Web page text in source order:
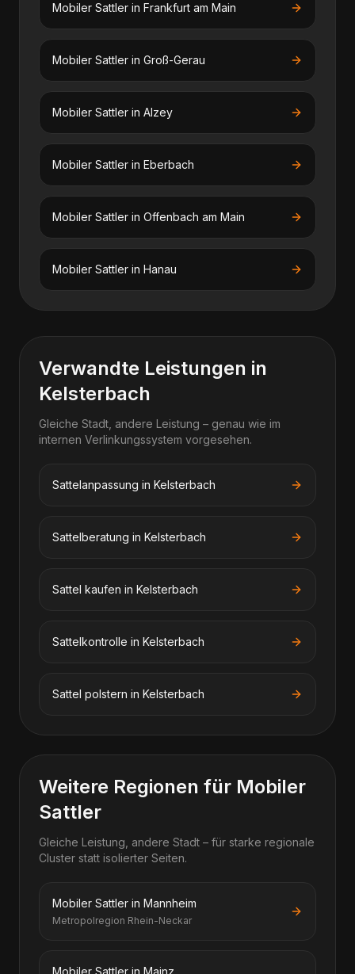
Mobiler Sattler in Frankfurt am Main
Mobiler Sattler in Groß-Gerau
Mobiler Sattler in Alzey
Mobiler Sattler in Eberbach
Mobiler Sattler in Offenbach am Main
Mobiler Sattler in Hanau
Verwandte Leistungen in
Kelsterbach
Gleiche Stadt, andere Leistung – genau wie im
internen Verlinkungssystem vorgesehen.
Sattelanpassung in Kelsterbach
Sattelberatung in Kelsterbach
Sattel kaufen in Kelsterbach
Sattelkontrolle in Kelsterbach
Sattel polstern in Kelsterbach
Weitere Regionen für Mobiler
Sattler
Gleiche Leistung, andere Stadt – für starke regionale
Cluster statt isolierter Seiten.
Mobiler Sattler in Mannheim
Metropolregion Rhein-Neckar
Mobiler Sattler in Mainz